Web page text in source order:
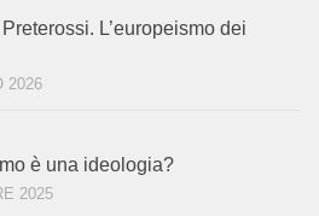
L’europeismo dei
2026
è una ideologia?
2025